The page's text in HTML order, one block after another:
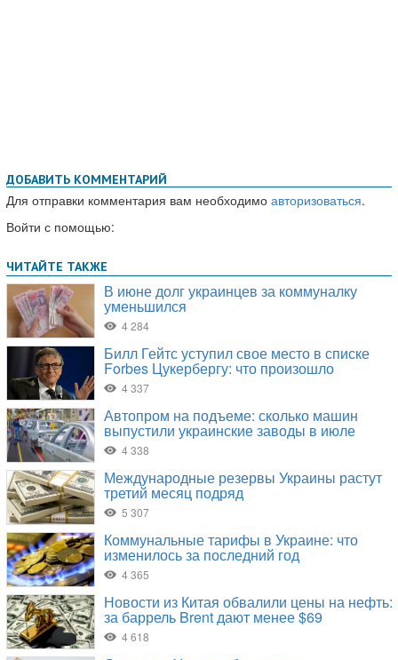
ДОБАВИТЬ КОММЕНТАРИЙ
Для отправки комментария вам необходимо авторизоваться.
Войти с помощью: